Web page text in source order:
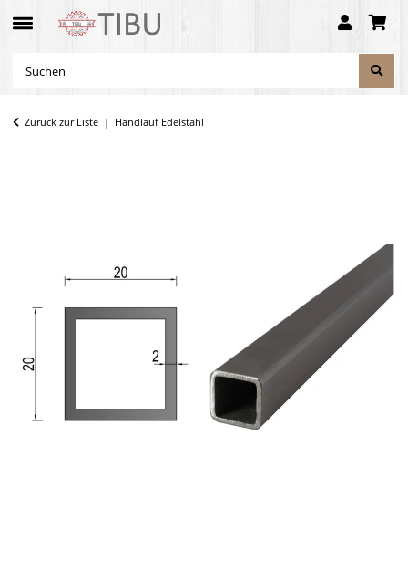
Zurück zur Liste Handlauf Edelstahl